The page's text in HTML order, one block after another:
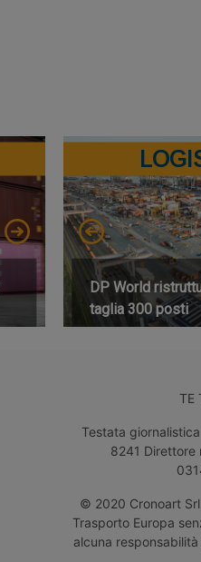
DP World
taglia 300 posti
TE
Testata
8241 Direttore
© 2020 Cronoart
Trasporto Europa
alcuna